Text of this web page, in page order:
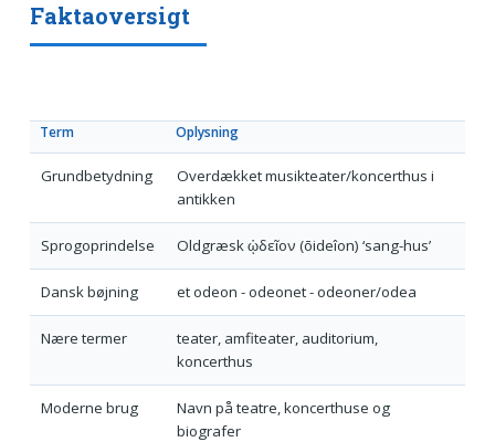
Faktaoversigt
Term Oplysning
Grundbetydning
Overdækket musikteater/koncerthus i
antikken
Sprogoprindelse Oldgræsk ᾠδεῖον (ōideîon) ‘sang-hus’
Dansk bøjning et odeon - odeonet - odeoner/odea
Nære termer
teater, amfiteater, auditorium,
koncerthus
Moderne brug
Navn på teatre, koncerthuse og
biografer